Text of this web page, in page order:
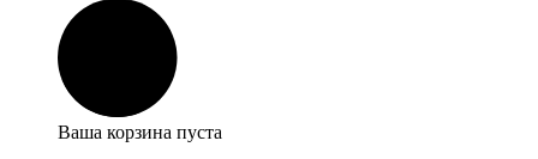
Ваша корзина пуста